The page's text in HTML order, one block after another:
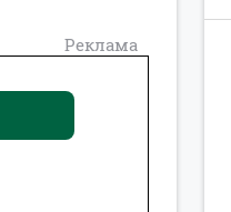
Реклама